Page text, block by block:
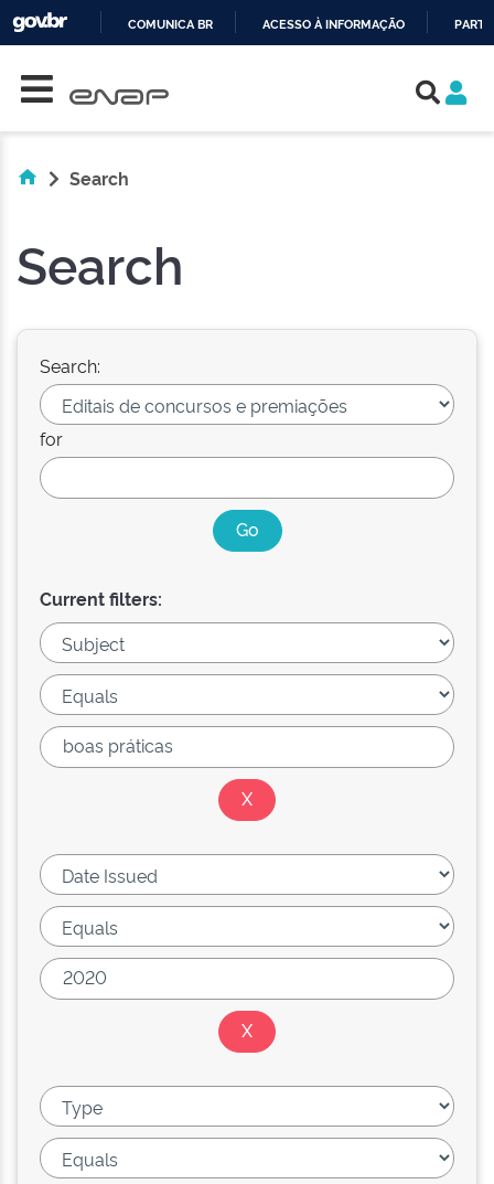
COMUNICA BR ACESSO À INFORMAÇÃO
Search
Search
Search:
for
Current filters: